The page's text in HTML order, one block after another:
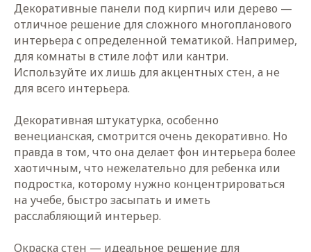
Декоративные панели под кирпич или дерево —
отличное решение для сложного многопланового
интерьера с определенной тематикой. Например,
для комнаты в стиле лофт или кантри.
Используйте их лишь для акцентных стен, а не
для всего интерьера.
Декоративная штукатурка, особенно
венецианская, смотрится очень декоративно. Но
правда в том, что она делает фон интерьера более
хаотичным, что нежелательно для ребенка или
подростка, которому нужно концентрироваться
на учебе, быстро засыпать и иметь
расслабляющий интерьер.
Окраска стен — идеальное решение для